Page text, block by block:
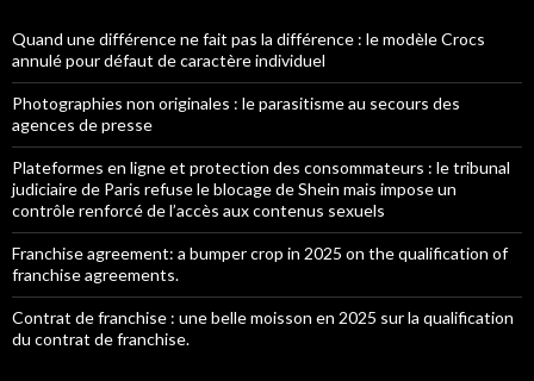
Quand une différence ne fait pas la différence : le modèle Crocs
annulé pour défaut de caractère individuel
Photographies non originales : le parasitisme au secours des
agences de presse
Plateformes en ligne et protection des consommateurs : le tribunal
judiciaire de Paris refuse le blocage de Shein mais impose un
contrôle renforcé de l’accès aux contenus sexuels
Franchise agreement: a bumper crop in 2025 on the qualification of
franchise agreements.
Contrat de franchise : une belle moisson en 2025 sur la qualification
du contrat de franchise.